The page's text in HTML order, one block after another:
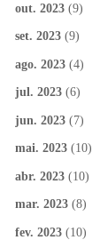
out. 2023 (9)
set. 2023 (9)
ago. 2023 (4)
jul. 2023 (6)
jun. 2023 (7)
mai. 2023 (10)
abr. 2023 (10)
mar. 2023 (8)
fev. 2023 (10)